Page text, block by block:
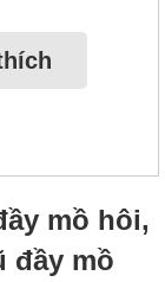
mồ hôi,
đầy mồ